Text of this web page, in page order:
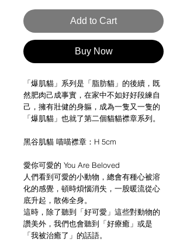
Add to Cart
Buy Now
「爆肌貓」系列是「脂肪貓」的後續，既
然肥肉己成事實，在家中不如好好段練自
己，擁有壯健的身軀，成為一隻又一隻的
「爆肌貓」也就了第二個貓貓襟章系列。
黑谷肌貓 喵喵襟章：H 5cm
愛你可愛的 You Are Beloved
人們看到可愛的小動物，總會有種心被溶
化的感覺，頓時煩惱消失，一股暖流從心
底升起，散佈全身。
這時，除了聽到「好可愛」這些對動物的
讚美外，我們也會聽到「好療癒」或是
「我被治癒了」的話語。